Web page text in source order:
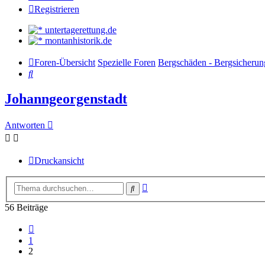
Registrieren
untertagerettung.de
montanhistorik.de
Foren-Übersicht Spezielle Foren Bergschäden -
Suche
Johanngeorgenstadt
Antworten
Druckansicht
Suche
56 Beiträge
1
2